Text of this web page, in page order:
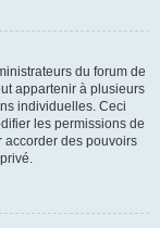
du forum de
appartenir à plusieurs
individuelles. Ceci
les permissions de
accorder des pouvoirs